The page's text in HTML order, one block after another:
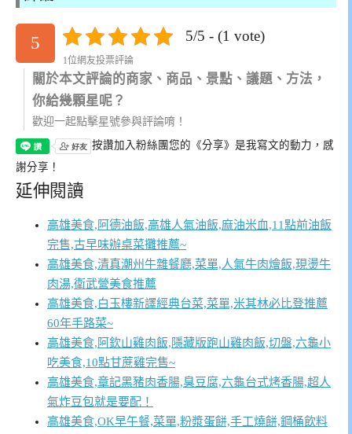
5 5/5 - (1 vote)
1位網友投票評論
關於本文評論的商家、商品、景點、議題、方法，
你給幾顆星呢？
歡迎一起點擊星號參與評論唷！
按讚加入粉絲團 您的《分享》是我寫文的動力，感
謝分享！
延伸閱讀
高雄美食,阿德油飯,高雄人氣油飯,麻油米血,11點前油飯
完售,古早味辦桌菜攤推薦~
高雄美食,清真潮州牛雜餐廳,菜單,人氣牛肉燴飯,現燙牛
肉湯,衛武營美食推薦
高雄美食,白玉樓新譯經典台菜,菜單,米其林必比登推薦
60年手路菜~
高雄美食,阿欽山雞肉飯,隱藏版跑山雞肉飯,切盤,六龜小
吃美食,10點甘蔗雞完售~
高雄美食,章記黑豬肉香腸,臭豆腐,六龜台式烤香腸,超人
氣炸豆包就是要配！
高雄美食,OK早午餐,菜單,粉漿蛋餅,手工燒餅,鋼桶飲料